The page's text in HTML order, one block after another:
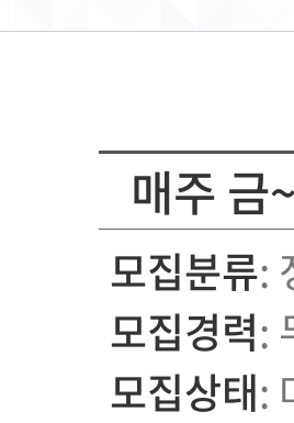
매주 금
모집분류:
모집경력:
모집상태: